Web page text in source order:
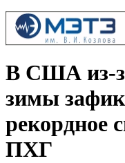
В США из-
зимы
рекордное
ПХГ